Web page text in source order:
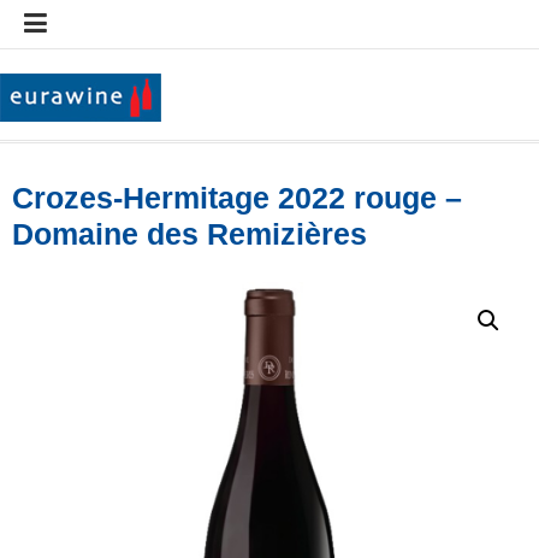
Aller
Eurawine
Crozes-Hermitage 2022 rouge –
Domaine des Remizières